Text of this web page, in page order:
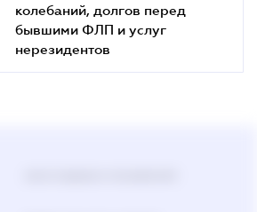
колебаний, долгов перед
бывшими ФЛП и услуг
нерезидентов